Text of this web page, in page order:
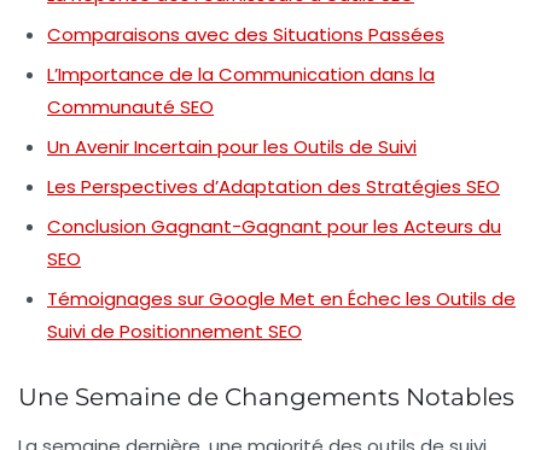
Comparaisons avec des Situations Passées
L’Importance de la Communication dans la
Communauté SEO
Un Avenir Incertain pour les Outils de Suivi
Les Perspectives d’Adaptation des Stratégies SEO
Conclusion Gagnant-Gagnant pour les Acteurs du
SEO
Témoignages sur Google Met en Échec les Outils de
Suivi de Positionnement SEO
Une Semaine de Changements Notables